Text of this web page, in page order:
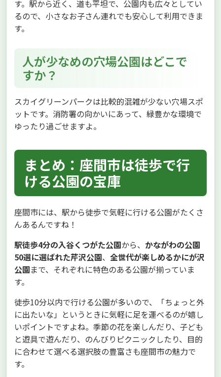
す。駅から近く、道も平坦で、公園内も広々としてい
るので、小さなお子さん連れでも安心して利用できま
す。
人が少なめの穴場公園はどこで
すか？
スカイグリーンパークは比較的混雑が少ない穴場スポ
ットです。消防署の向かいにあって、緑豊かな環境で
ゆったり過ごせますよ。
まとめ：座間市は徒歩で行
ける公園の宝庫
座間市には、駅から徒歩で気軽に行ける公園がたくさ
んあるんですね！
駅徒歩4分の入谷くつがた公園から、 かながわの公園
50選に選ばれた芹沢公園、 全世代が楽しめるかにが沢
公園まで、それぞれに特色のある公園が揃っていま
す。
徒歩10分以内で行ける公園が多いので、「ちょっと外
に出たいな」というときに気軽に足を運べるのが嬉し
いポイントですよね。季節の花を楽しんだり、子ども
と遊具で遊んだり、のんびりピクニックしたり、目的
に合わせて選べる選択肢の豊富さも座間市の魅力で
す。